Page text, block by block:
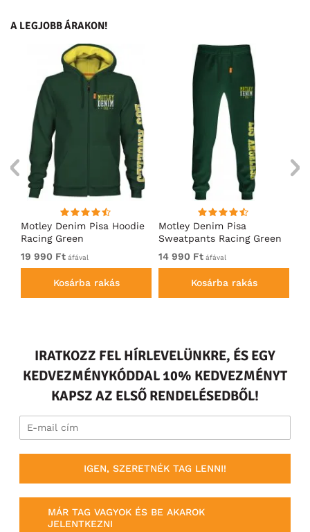
A LEGJOBB ÁRAKON!
Motley Denim Pisa Hoodie
Racing Green
19 990 Ft áfával
Kosárba rakás
Motley Denim Pisa
Sweatpants Racing Green
14 990 Ft áfával
Kosárba rakás
IRATKOZZ FEL HÍRLEVELÜNKRE, ÉS EGY
KEDVEZMÉNYKÓDDAL 10% KEDVEZMÉNYT
KAPSZ AZ ELSŐ RENDELÉSEDBŐL!
IGEN, SZERETNÉK TAG LENNI!
MÁR TAG VAGYOK ÉS BE AKAROK
JELENTKEZNI